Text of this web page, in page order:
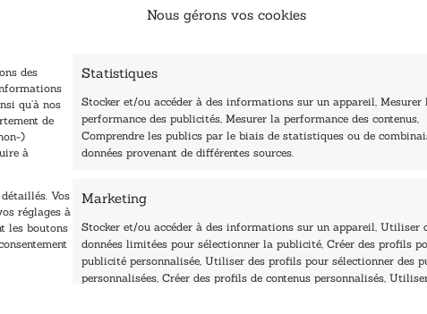
Nous gérons vos cookies
des
qu’à nos
de
)
à
Vos
réglages à
les boutons
Statistiques
Stocker et/ou accéder à des informations sur un appareil, Mesurer
performance des publicités, Mesurer la performance des contenus,
Comprendre les publics par le biais de statistiques ou de
données provenant de différentes sources.
Marketing
Stocker et/ou accéder à des informations sur un appareil, Utiliser
données limitées pour sélectionner la publicité, Créer des profils
publicité personnalisée, Utiliser des profils pour sélectionner des
personnalisées, Créer des profils de contenus personnalisés,
a
l
E
-
m
i
l
Accueil
Être édité
Contactez-nous
Les Plumes du Lys Bleu
Prix sciences humaines
Nos collections
Nos auteurs
Essai & docs
Sciences humaines